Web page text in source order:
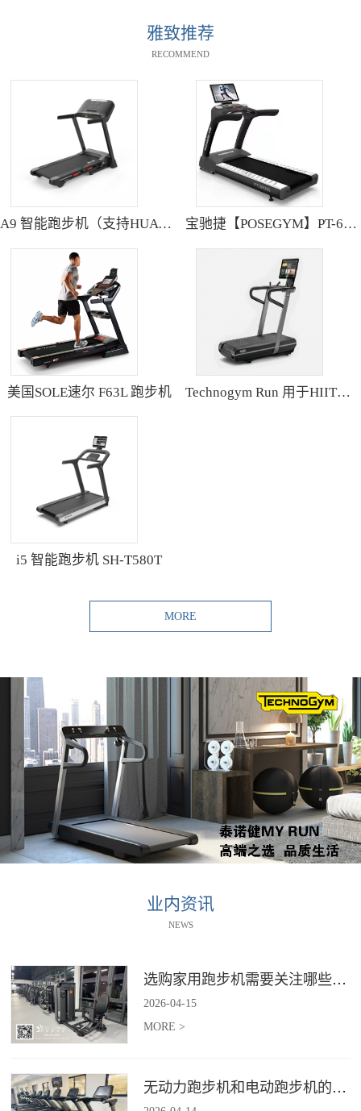
雅致推荐
RECOMMEND
A9 智能跑步机（支持HUAWEI HiLink） SH-T9119P 宝驰捷【POSEGYM】PT-6600Q高清大型触摸屏跑步机静音减震
美国SOLE速尔 F63L 跑步机 Technogym Run 用于HIIT训练的跑步机
i5 智能跑步机 SH-T580T
MORE
业内资讯
NEWS
选购家用跑步机需要关注哪些核心参数？
2026-04-15
MORE >
无动力跑步机和电动跑步机的区别是什么？